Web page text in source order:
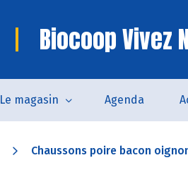
Biocoop Vivez
Le magasin Agenda
Chaussons poire bacon